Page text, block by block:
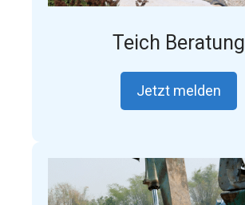
Teich Beratung
Jetzt melden